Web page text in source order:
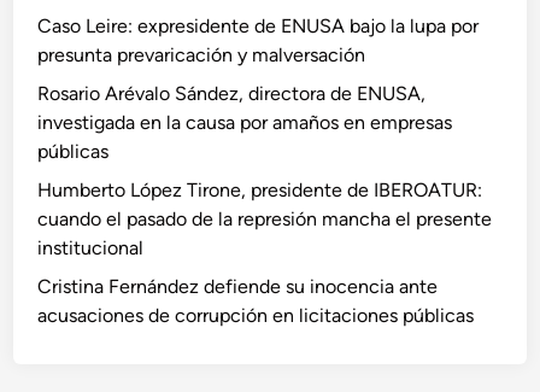
Caso Leire: expresidente de ENUSA bajo la lupa por
presunta prevaricación y malversación
Rosario Arévalo Sández, directora de ENUSA,
investigada en la causa por amaños en empresas
públicas
Humberto López Tirone, presidente de IBEROATUR:
cuando el pasado de la represión mancha el presente
institucional
Cristina Fernández defiende su inocencia ante
acusaciones de corrupción en licitaciones públicas